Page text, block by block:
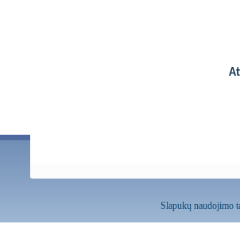
Slapukų naudojimo